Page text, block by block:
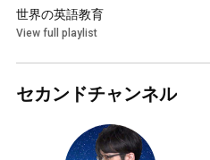
世界の英語教育
View full playlist
セカンドチャンネル